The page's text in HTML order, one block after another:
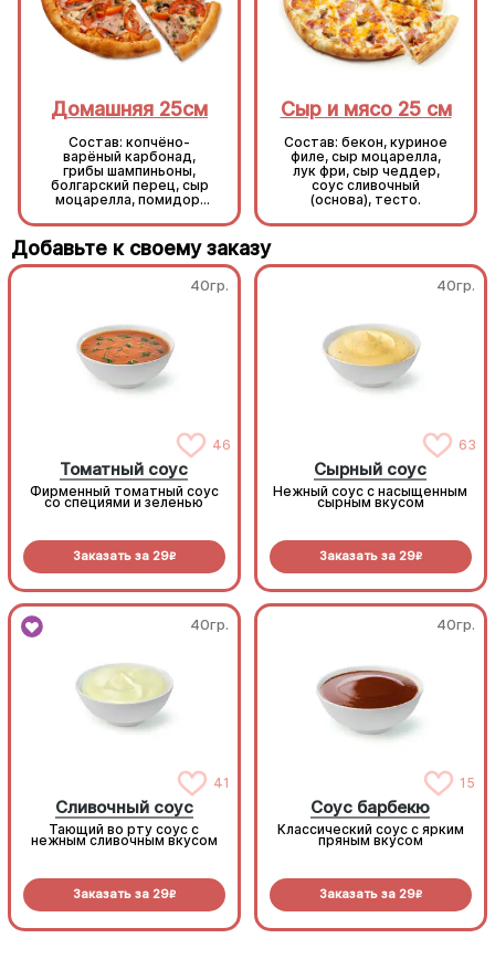
Домашняя 25см
Состав: копчёно-
варёный карбонад,
грибы шампиньоны,
болгарский перец, сыр
моцарелла, помидор,
томатный соус, тесто.
Сыр и мясо 25 см
Состав: бекон, куриное
филе, сыр моцарелла,
лук фри, сыр чеддер,
соус сливочный
(основа), тесто.
Добавьте к своему заказу
40гр.
46
Томатный соус
Фирменный томатный соус
со специями и зеленью
Заказать за 29R
40гр.
63
Сырный соус
Нежный соус с насыщенным
сырным вкусом
Заказать за 29R
40гр.
41
Сливочный соус
Тающий во рту соус с
нежным сливочным вкусом
Заказать за 29R
40гр.
15
Соус барбекю
Классический соус с ярким
пряным вкусом
Заказать за 29R